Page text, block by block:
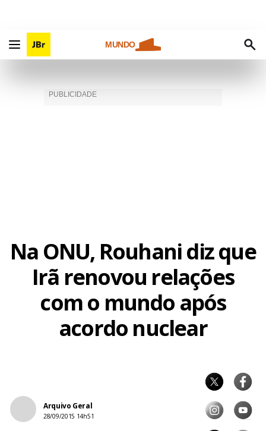
MUNDO
Na ONU, Rouhani diz que
Irã renovou relações
com o mundo após
acordo nuclear
Arquivo Geral
28/09/2015 14h51